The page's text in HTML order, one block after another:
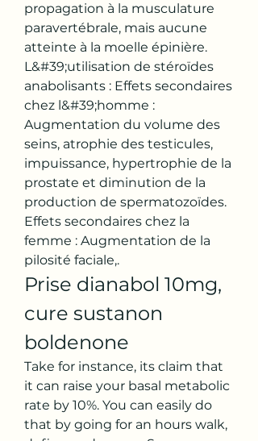
propagation à la musculature
paravertébrale, mais aucune
atteinte à la moelle épinière.
L&#39;utilisation de stéroïdes
anabolisants : Effets secondaires
chez l&#39;homme :
Augmentation du volume des
seins, atrophie des testicules,
impuissance, hypertrophie de la
prostate et diminution de la
production de spermatozoïdes.
Effets secondaires chez la
femme : Augmentation de la
pilosité faciale,.
Prise dianabol 10mg,
cure sustanon
boldenone
Take for instance, its claim that
it can raise your basal metabolic
rate by 10%. You can easily do
that by going for an hours walk,